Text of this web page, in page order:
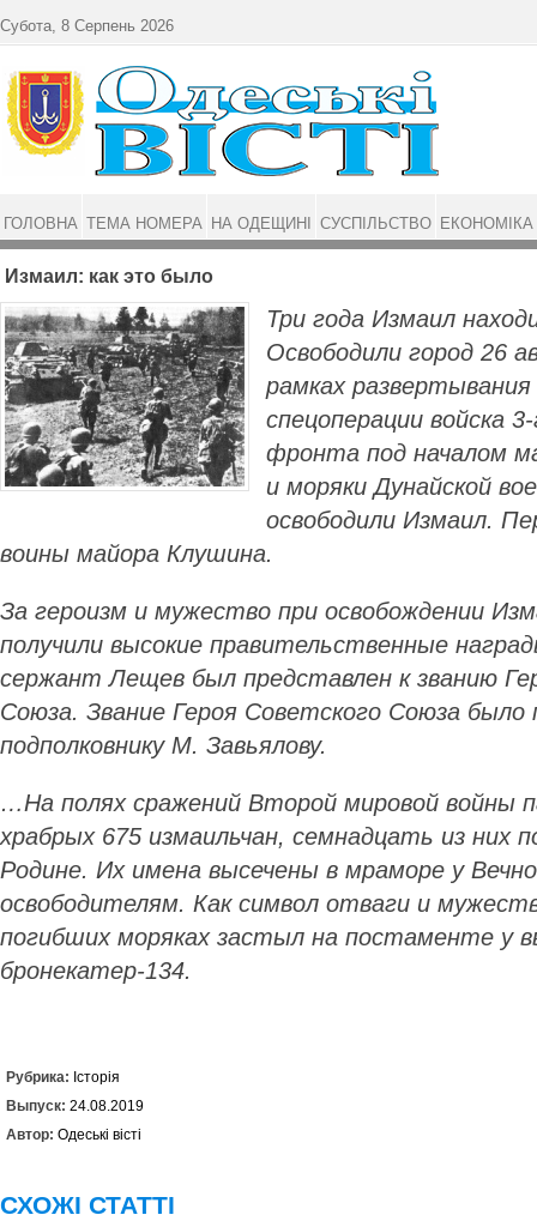
Измаил: как это было
Три года Измаил
Освободили город 26
рамках
спецоперации войска
фронта под началом
и моряки Дунайской
освободили Измаил.
воины майора Клушина.
За героизм и мужество при освобождении
получили высокие правительственные
сержант Лещев был представлен к званию
Союза. Звание Героя Советского Союза было
подполковнику М. Завьялову.
…На полях сражений Второй мировой войны
храбрых 675 измаильчан, семнадцать из них
Родине. Их имена высечены в мраморе у
освободителям. Как символ отваги и
погибших моряках застыл на постаменте у
бронекатер-134.
Рубрика: Історія
Выпуск: 24.08.2019
Автор: Одеські вісті
СХОЖІ СТАТТІ
Субота, 8 Серпень 2026
ГОЛОВНА ТЕМА НОМЕРА НА ОДЕЩИНІ СУСПІЛЬСТВО ЕКОНОМІКА